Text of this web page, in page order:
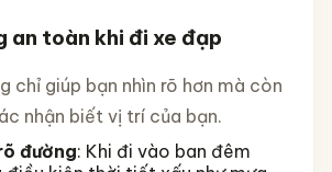
an toàn khi đi xe đạp
chỉ giúp bạn nhìn rõ hơn mà còn
nhận biết vị trí của bạn.
đường: Khi đi vào ban đêm